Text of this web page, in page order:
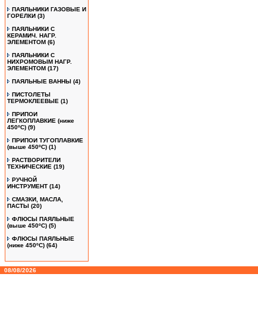
ПАЯЛЬНИКИ ГАЗОВЫЕ И
ГОРЕЛКИ (3)
ПАЯЛЬНИКИ С
КЕРАМИЧ. НАГР.
ЭЛЕМЕНТОМ (6)
ПАЯЛЬНИКИ С
НИХРОМОВЫМ НАГР.
ЭЛЕМЕНТОМ (17)
ПАЯЛЬНЫЕ ВАННЫ (4)
ПИСТОЛЕТЫ
ТЕРМОКЛЕЕВЫЕ (1)
ПРИПОИ
ЛЕГКОПЛАВКИЕ (ниже
450ºС) (9)
ПРИПОИ ТУГОПЛАВКИЕ
(выше 450ºС) (1)
РАСТВОРИТЕЛИ
ТЕХНИЧЕСКИЕ (19)
РУЧНОЙ
ИНСТРУМЕНТ (14)
СМАЗКИ, МАСЛА,
ПАСТЫ (20)
ФЛЮСЫ ПАЯЛЬНЫЕ
(выше 450ºC) (5)
ФЛЮСЫ ПАЯЛЬНЫЕ
(ниже 450ºC) (64)
08/08/2026